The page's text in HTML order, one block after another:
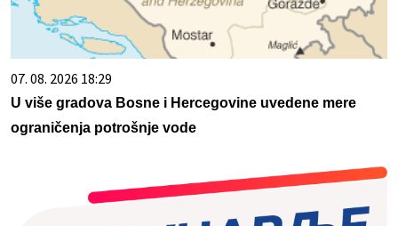
07. 08. 2026 18:29
U više gradova Bosne i Hercegovine uvedene mere
ograničenja potrošnje vode